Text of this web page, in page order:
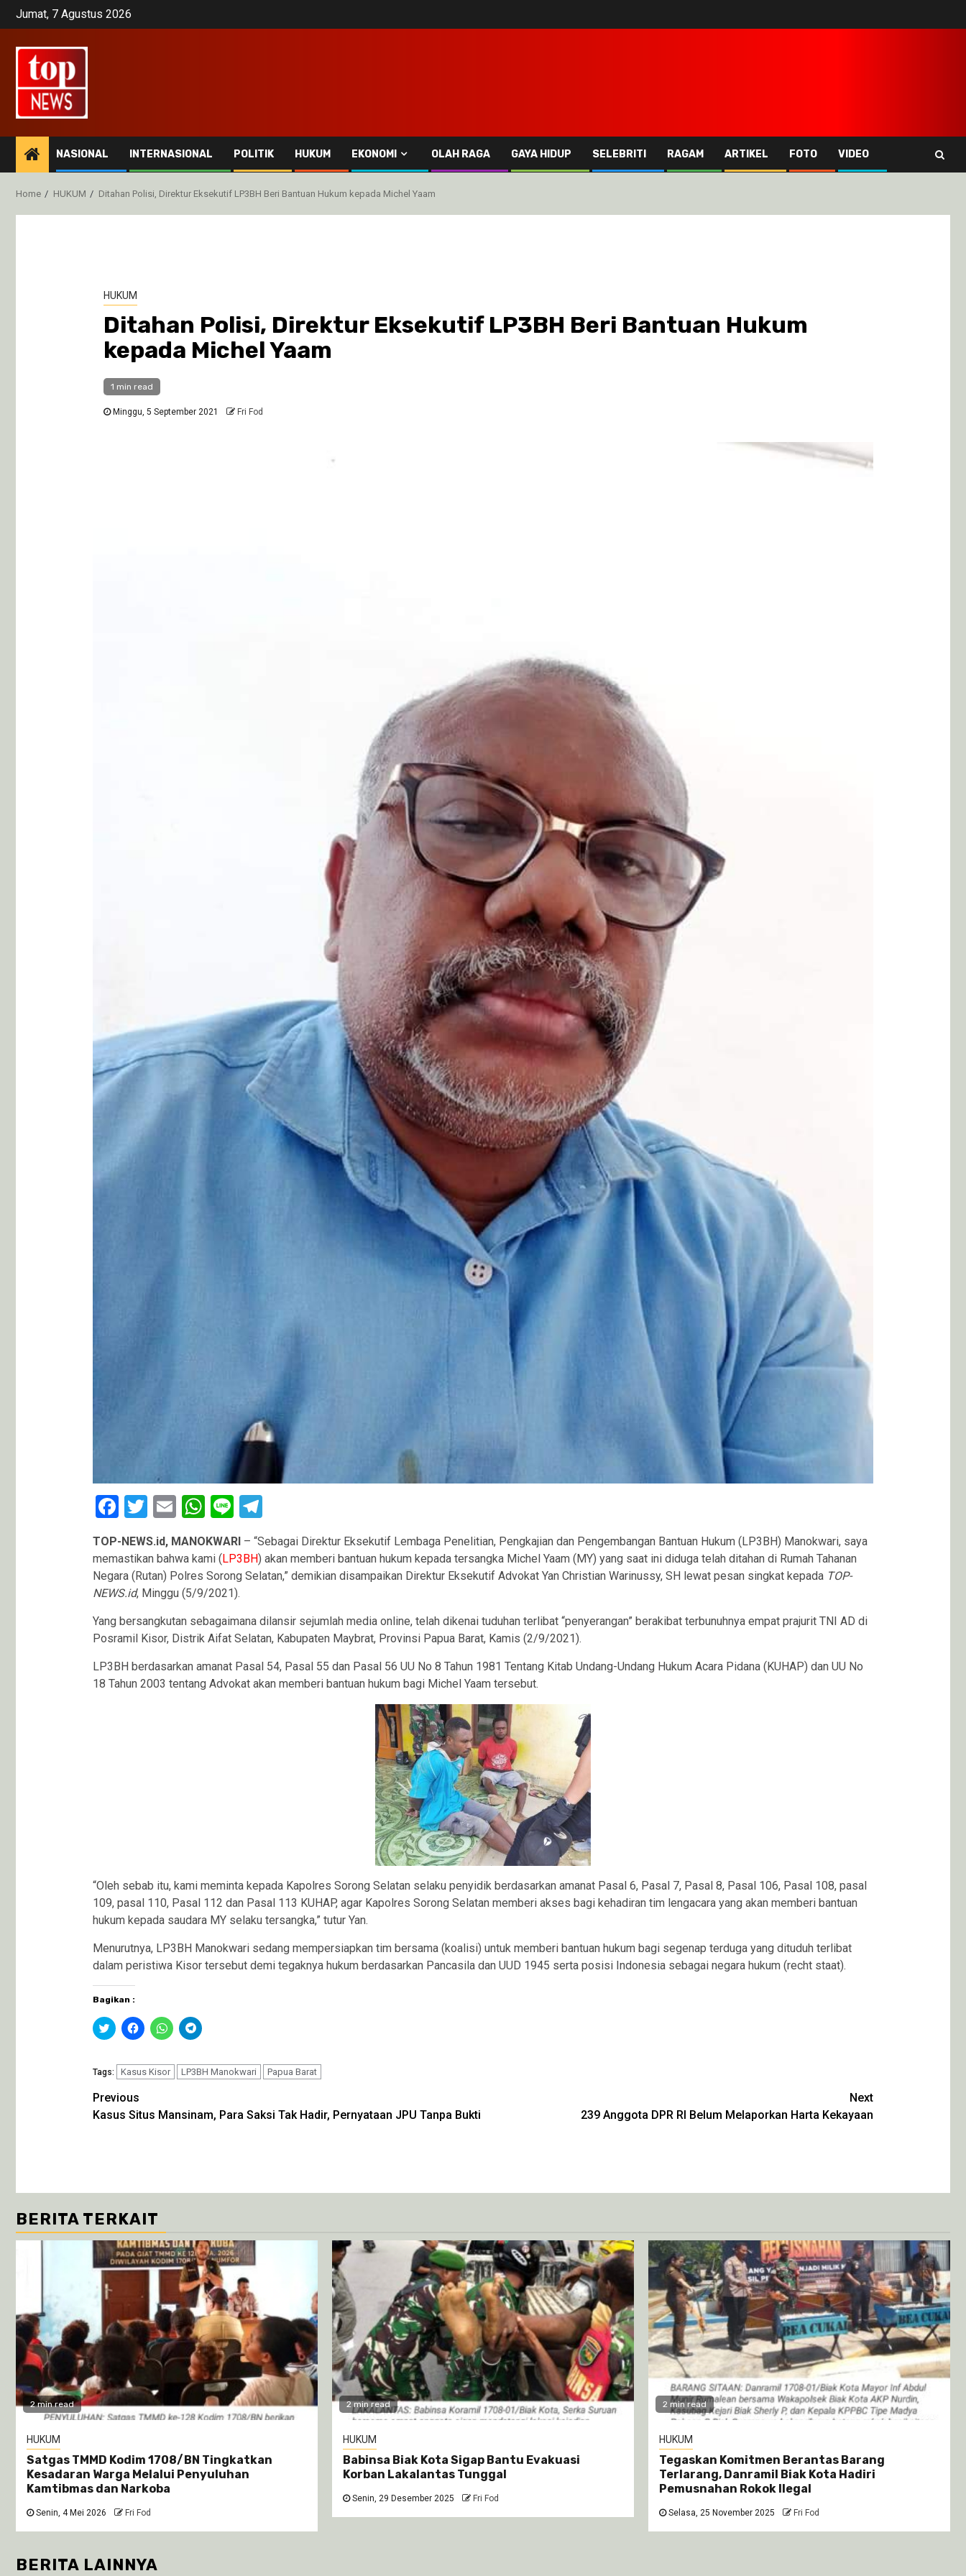
SkipJumat, 7 Agustus 2026
NASIONAL INTERNASIONAL POLITIK HUKUM EKONOMI OLAH RAGA GAYA HIDUP SELEBRITI RAGAM ARTIKEL FOTO VIDEO
Home HUKUM Ditahan Polisi, Direktur Eksekutif LP3BH Beri Bantuan Hukum kepada Michel Yaam
HUKUM
Ditahan Polisi, Direktur Eksekutif LP3BH Beri Bantuan Hukum
kepada Michel Yaam
1 min read
Minggu, 5 September 2021 Fri Fod
Facebook
Twitter
EmailWhatsApp
LineTelegram
TOP-NEWS.id, MANOKWARI – “Sebagai Direktur Eksekutif Lembaga Penelitian, Pengkajian dan Pengembangan Bantuan Hukum (LP3BH) Manokwari, saya
memastikan bahwa kami ( LP3BH) akan memberi bantuan hukum kepada tersangka Michel Yaam (MY) yang saat ini diduga telah ditahan di Rumah Tahanan
Negara (Rutan) Polres Sorong Selatan,” demikian disampaikan Direktur Eksekutif Advokat Yan Christian Warinussy, SH lewat pesan singkat kepada TOP-
NEWS.id, Minggu (5/9/2021).
Yang bersangkutan sebagaimana dilansir sejumlah media online, telah dikenai tuduhan terlibat “penyerangan” berakibat terbunuhnya empat prajurit TNI AD di
Posramil Kisor, Distrik Aifat Selatan, Kabupaten Maybrat, Provinsi Papua Barat, Kamis (2/9/2021).
LP3BH berdasarkan amanat Pasal 54, Pasal 55 dan Pasal 56 UU No 8 Tahun 1981 Tentang Kitab Undang-Undang Hukum Acara Pidana (KUHAP) dan UU No
18 Tahun 2003 tentang Advokat akan memberi bantuan hukum bagi Michel Yaam tersebut.
“Oleh sebab itu, kami meminta kepada Kapolres Sorong Selatan selaku penyidik berdasarkan amanat Pasal 6, Pasal 7, Pasal 8, Pasal 106, Pasal 108, pasal
109, pasal 110, Pasal 112 dan Pasal 113 KUHAP, agar Kapolres Sorong Selatan memberi akses bagi kehadiran tim lengacara yang akan memberi bantuan
hukum kepada saudara MY selaku tersangka,” tutur Yan.
Menurutnya, LP3BH Manokwari sedang mempersiapkan tim bersama (koalisi) untuk memberi bantuan hukum bagi segenap terduga yang dituduh terlibat
dalam peristiwa Kisor tersebut demi tegaknya hukum berdasarkan Pancasila dan UUD 1945 serta posisi Indonesia sebagai negara hukum (recht staat).
Bagikan :
Klik
untuk
Twitter(Membuka
di
jendela
yang
baru)
Klik
untuk
Facebook(Membuka
di
jendela
Klik
untuk
WhatsApp(Membuka
di
jendela
Klik
untuk
Telegram(Membuka
di
jendela
Tags: Kasus Kisor LP3BH Manokwari Papua Barat
Continue
Reading
Previous
Kasus Situs Mansinam, Para Saksi Tak Hadir, Pernyataan JPU Tanpa Bukti
Next
239 Anggota DPR RI Belum Melaporkan Harta Kekayaan
BERITA TERKAIT
2 min read
HUKUM
Satgas TMMD Kodim 1708/BN Tingkatkan
Kesadaran Warga Melalui Penyuluhan
Kamtibmas dan Narkoba
Senin, 4 Mei 2026 Fri Fod
2 min read
HUKUM
Babinsa Biak Kota Sigap Bantu Evakuasi
Korban Lakalantas Tunggal
Senin, 29 Desember 2025 Fri Fod
2 min read
HUKUM
Tegaskan Komitmen Berantas Barang
Terlarang, Danramil Biak Kota Hadiri
Pemusnahan Rokok Ilegal
Selasa, 25 November 2025 Fri Fod
BERITA LAINNYA